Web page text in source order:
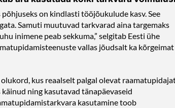
on kindlasti tööjõukulude kasv. See
Samuti muutuvad tarkvarad aina targemaks
inimene peab sekkuma,” selgitab Eesti ühe
vallas jõudsalt ka kõrgeimat
kus reaalselt palgal olevat
ning kasutavad tänapäevaseid
kasutamine toob